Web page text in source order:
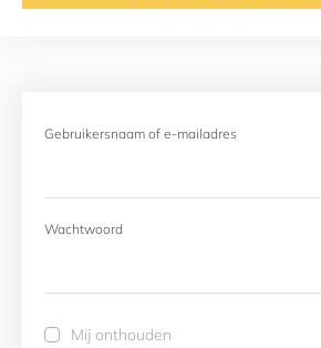
Gebruikersnaam of e-mailadres
Wachtwoord
Mij onthouden